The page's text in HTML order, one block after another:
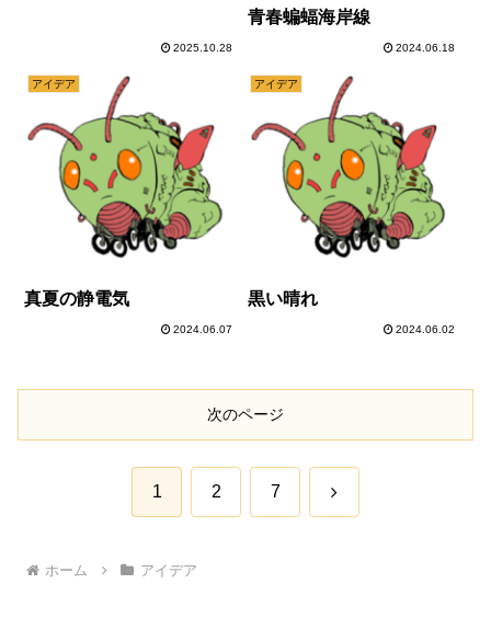
2025.10.28
青春蝙蝠海岸線
2024.06.18
アイデア
真夏の静電気
2024.06.07
アイデア
黒い晴れ
2024.06.02
次のページ
1 2 7 次
ホーム アイデア